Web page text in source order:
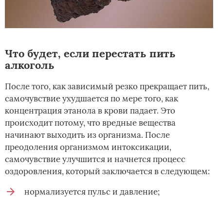
Что будет, если перестать пить
алкоголь
После того, как зависимый резко прекращает пить,
самочувствие ухудшается по мере того, как
концентрация этанола в крови падает. Это
происходит потому, что вредные вещества
начинают выходить из организма. После
преодоления организмом интоксикации,
самочувствие улучшится и начнется процесс
оздоровления, который заключается в следующем:
нормализуется пульс и давление;